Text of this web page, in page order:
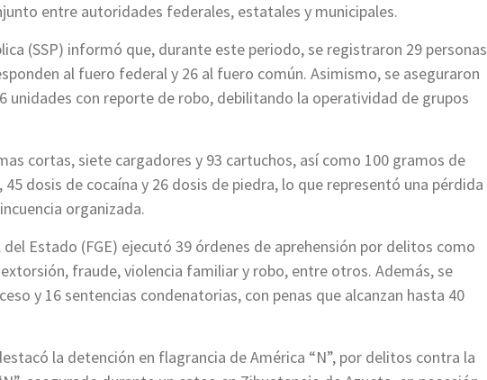
entre autoridades federales, estatales y municipales.
(SSP) informó que, durante este periodo, se registraron 29 personas
al fuero federal y 26 al fuero común. Asimismo, se aseguraron
unidades con reporte de robo, debilitando la operatividad de grupos
cortas, siete cargadores y 93 cartuchos, así como 100 gramos de
dosis de cocaína y 26 dosis de piedra, lo que representó una pérdida
organizada.
del Estado (FGE) ejecutó 39 órdenes de aprehensión por delitos como
fraude, violencia familiar y robo, entre otros. Además, se
y 16 sentencias condenatorias, con penas que alcanzan hasta 40
la detención en flagrancia de América “N”, por delitos contra la